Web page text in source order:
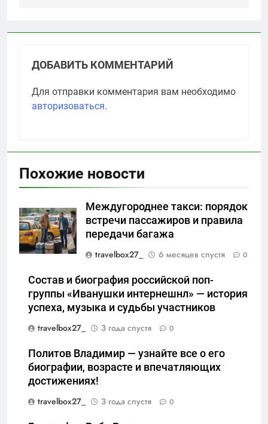
ДОБАВИТЬ КОММЕНТАРИЙ
Для отправки комментария вам необходимо
авторизоваться.
Похожие новости
Междугороднее такси: порядок
встречи пассажиров и правила
передачи багажа
travelbox27_
6 месяцев спустя 0
Состав и биография российской поп-
группы «Иванушки интернешнл» — история
успеха, музыка и судьбы участников
travelbox27_
3 года спустя 0
Политов Владимир — узнайте все о его
биографии, возрасте и впечатляющих
достижениях!
travelbox27_
3 года спустя 0